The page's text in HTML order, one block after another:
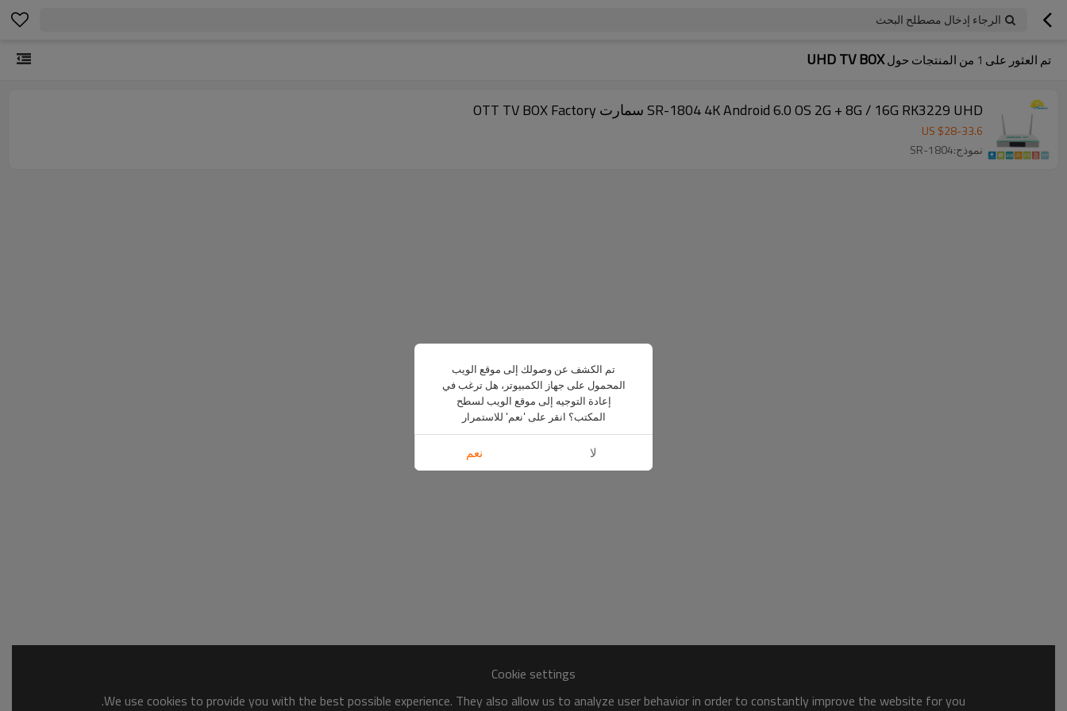
الرجاء إدخال مصطلح البحث
تم العثور على 1 من المنتجات حولUHD TV BOX
SR-1804 4K Android 6.0 OS 2G + 8G / 16G RK3229 UHD سمارت OTT TV BOX Factory
US $28-33.6
نموذج:SR-1804
Cookie settings
We use cookies to provide you with the best possible experience. They also allow us to analyze user behavior in order to constantly improve the website for you.
تم الكشف عن وصولك إلى موقع الويب
المحمول على جهاز الكمبيوتر، هل ترغب في
إعادة التوجيه إلى موقع الويب لسطح
المكتب؟ انقر على 'نعم' للاستمرار
لا نعم